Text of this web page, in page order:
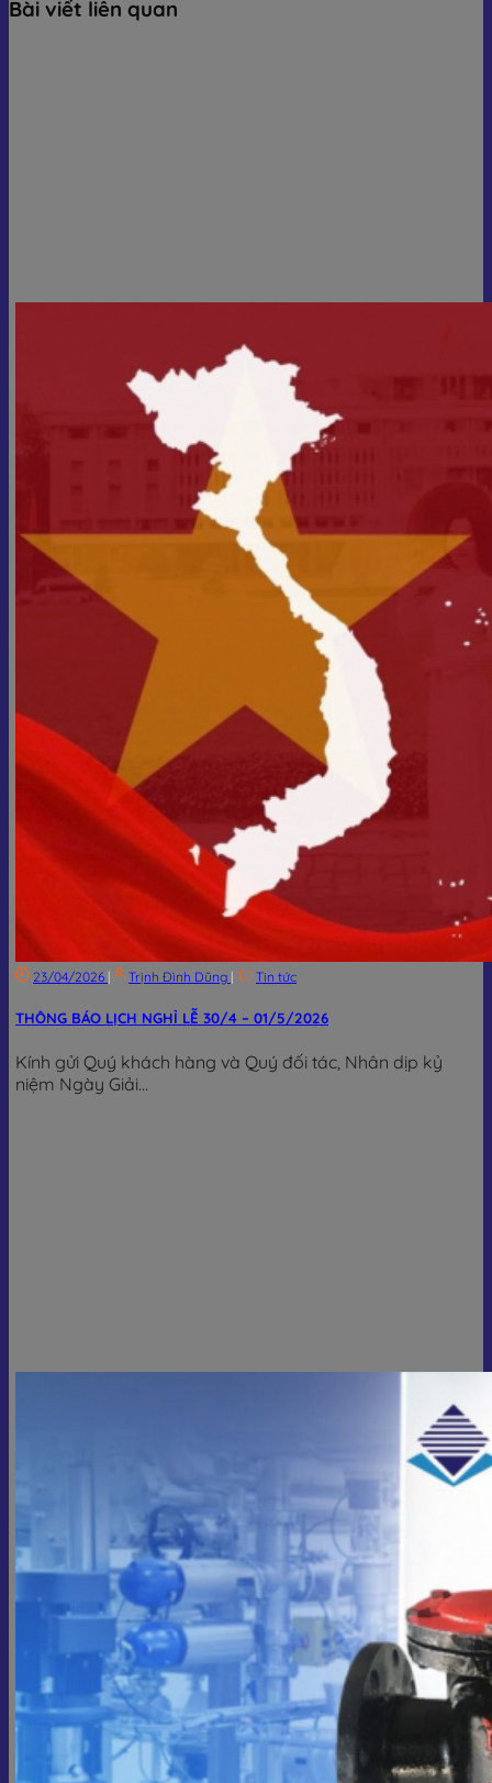
Bài viết liên quan
23/04/2026 | Trịnh Đình Dũng | Tin tức
THÔNG BÁO LỊCH NGHỈ LỄ 30/4 – 01/5/2026
Kính gửi Quý khách hàng và Quý đối tác, Nhân dịp kỷ
niệm Ngày Giải...